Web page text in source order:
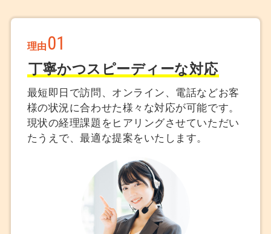
理由 01
丁寧かつスピーディーな対応
最短即日で訪問、オンライン、電話などお客
様の状況に合わせた様々な対応が可能です。
現状の経理課題をヒアリングさせていただい
たうえで、最適な提案をいたします。